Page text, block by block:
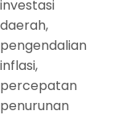
investasi
daerah,
pengendalian
inflasi,
percepatan
penurunan